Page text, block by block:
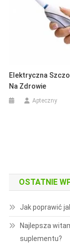
Elektryczna
Na Zdrowie
Apteczny
OSTATNIE
Jak poprawić
Najlepsza
suplementu?